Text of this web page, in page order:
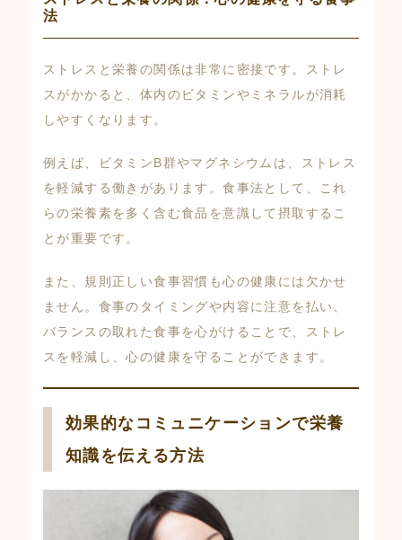
法
ストレスと栄養の関係は非常に密接です。ストレ
スがかかると、体内のビタミンやミネラルが消耗
しやすくなります。
例えば、ビタミンB群やマグネシウムは、ストレス
を軽減する働きがあります。食事法として、これ
らの栄養素を多く含む食品を意識して摂取するこ
とが重要です。
また、規則正しい食事習慣も心の健康には欠かせ
ません。食事のタイミングや内容に注意を払い、
バランスの取れた食事を心がけることで、ストレ
スを軽減し、心の健康を守ることができます。
効果的なコミュニケーションで栄養
知識を伝える方法